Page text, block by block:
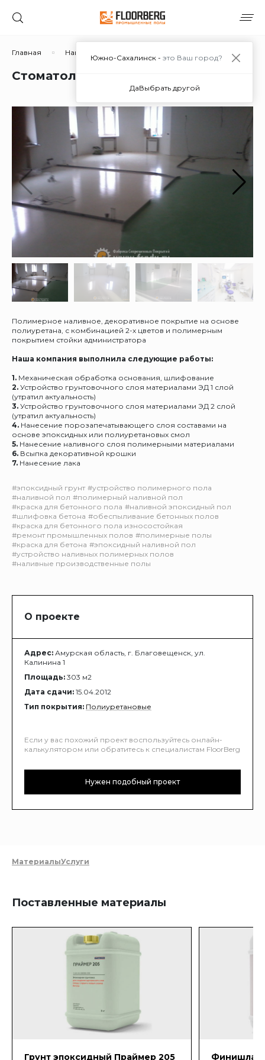
Главная Наши работы Стоматология "Маргарита"
Стоматология "Маргарита"
Полимерное наливное, декоративное покрытие на основе
полиуретана, с комбинацией 2-х цветов и полимерным
покрытием стойки администратора
Наша компания выполнила следующие работы:
1. Механическая обработка основания, шлифование
2. Устройство грунтовочного слоя материалами ЭД 1 слой
(утратил актуальность)
3. Устройство грунтовочного слоя материалами ЭД 2 слой
(утратил актуальность)
4. Нанесение порозапечатывающего слоя составами на
основе эпоксидных или полиуретановых смол
5. Нанесение наливного слоя полимерными материалами
6. Всыпка декоративной крошки
7. Нанесение лака
#эпоксидный грунт #устройство полимерного пола
#наливной пол #полимерный наливной пол
#краска для бетонного пола #наливной эпоксидный пол
#шлифовка бетона #обеспыливание бетонных полов
#краска для бетонного пола износостойкая
#ремонт промышленных полов #полимерные полы
#краска для бетона #эпоксидный наливной пол
#устройство наливных полимерных полов
#наливные производственные полы
О проекте
Адрес: Амурская область, г. Благовещенск, ул.
Калинина 1
Площадь: 303 м2
Дата сдачи: 15.04.2012
Тип покрытия: Полиуретановые
Если у вас похожий проект воспользуйтесь онлайн-
калькулятором или обратитесь к специалистам FloorBerg
Нужен подобный проект
МатериалыУслуги
Поставленные материалы
Грунт эпоксидный Праймер 205 Финишлак
Южно-Сахалинск - это Ваш город?
ДаВыбрать другой